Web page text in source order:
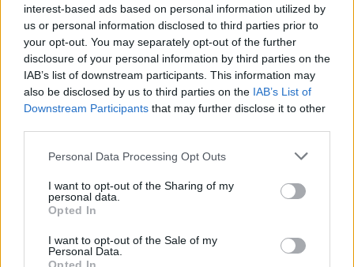
interest-based ads based on personal information utilized by
us or personal information disclosed to third parties prior to
your opt-out. You may separately opt-out of the further
disclosure of your personal information by third parties on the
IAB’s list of downstream participants. This information may
also be disclosed by us to third parties on the IAB’s List of
Downstream Participants that may further disclose it to other
Personal Data Processing Opt Outs
I want to opt-out of the Sharing of my
personal data.
Opted In
I want to opt-out of the Sale of my
Personal Data.
δεν επενέβη
ΣΉΜΕΡΑ
«Κρατάμε την επιστημονική απόσταση,
δεν είναι δυνατόν να πάω να επέμβω,
ούτε γίνεται να στείλω κάποιον
κτηνίατρο σε ένα μέρος όπου υπάρχει
αγέλη με λύκους, είναι επικίνδυνο» λέει
στο protothema.gr ο διδάκτορας
Για πάντα στη Ρεάλ Μαδρίτης ο
Βινίσιους: Υπογράφει νέο
ΣΉΜΕΡΑ
Σύμφωνα με τον Φαμπρίτσιο Ρομάνο ο